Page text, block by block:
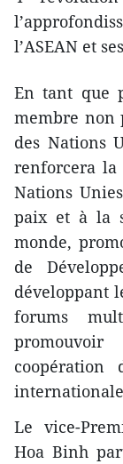
l’ASEAN et
En tant que
membre non
des Nations
renforcera la
Nations
paix et à la
monde,
de
développant
forums
Le vice-
Hoa Binh